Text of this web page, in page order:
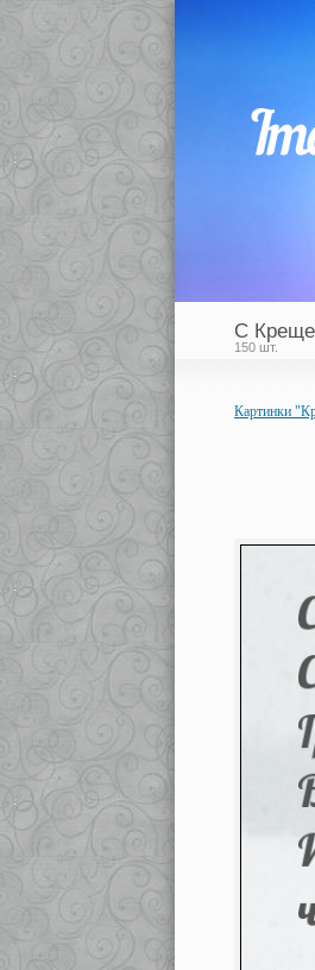
С
150 шт.
Картинки